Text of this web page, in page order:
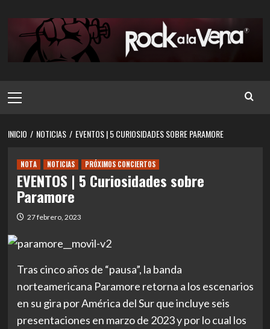
contenido
principal
INICIO NOTICIAS EVENTOS | 5 CURIOSIDADES SOBRE PARAMORE
NOTA NOTICIAS PRÓXIMOS CONCIERTOS
EVENTOS | 5 Curiosidades sobre
Paramore
27 febrero, 2023
Tras cinco años de “pausa”, la banda
norteamericana Paramore retorna a los escenarios
en su gira por América del Sur que incluye seis
presentaciones en marzo de 2023 y por lo cual los